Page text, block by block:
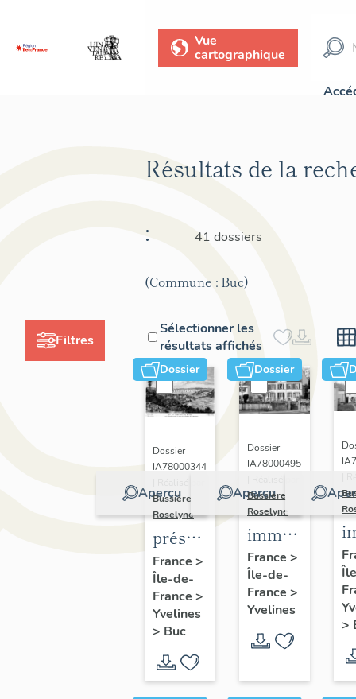
Vue
cartographique
Filtres
Résultats de la
:
41 dossiers
(Commune : Buc)
Sélectionner les
résultats affichés
Dossier
Aperçu
Dossier
IA78000344
Bussière
Roselyne
présentation
de la
commune
de Buc
France >
Île-de-
France >
Yvelines
> Buc
Dossier
Aperçu
Dossier
IA78000495
Bussière
Roselyne
immeubles,
maisons,
fermes
France >
Île-de-
France >
Yvelines
>